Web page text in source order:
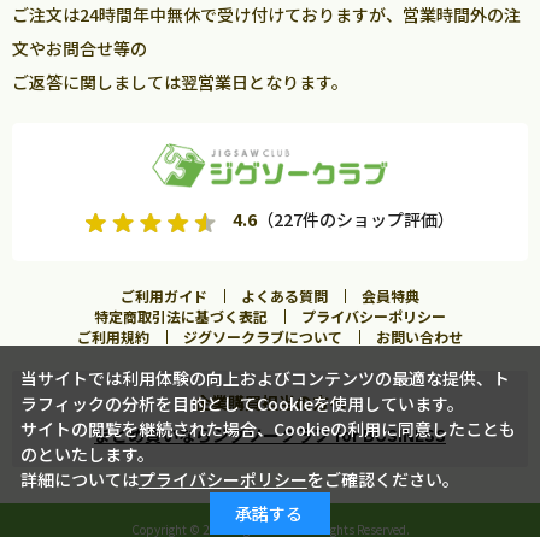
カートに入れる
この商品に合うフレームを見る
ご注文は24時間年中無休で受け付けておりますが、営業時間外の注
文やお問合せ等の
ご返答に関しましては翌営業日となります。
4.6（227件のショップ評価）
ご利用ガイド よくある質問
会員特典
特定商取引法に基づく表記
プライバシーポリシー
ご利用規約
ジグソークラブについて お問い合わせ
企業購買担当の方へ
まとめ買いならジグソークラブ for BUSINESS
Copyright © 2026 Jigsawclub. All Rights Reserved.
当サイトでは利用体験の向上およびコンテンツの最適な提供、ト
ラフィックの分析を目的としてCookieを使用しています。
サイトの閲覧を継続された場合、Cookieの利用に同意したことも
のといたします。
詳細についてはプライバシーポリシーをご確認ください。
承諾する